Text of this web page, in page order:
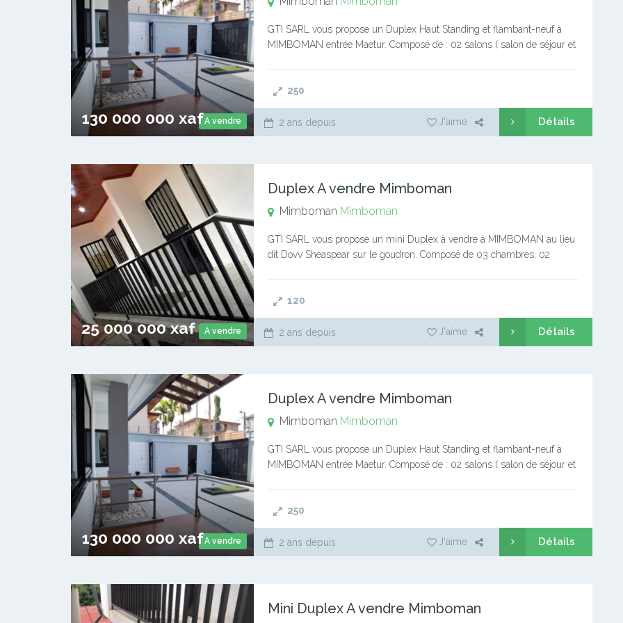
A vendre
130 000 000 xaf
GTI SARL vous propose un Duplex Haut Standing et flambant-neuf à
MIMBOMAN entrée Maetur. Composé de : 02 salons ( salon de séjour et
250
2 ans depuis J'aime Détails
A vendre
25 000 000 xaf
Duplex A vendre Mimboman
Mimboman Mimboman
GTI SARL vous propose un mini Duplex à vendre à MIMBOMAN au lieu
dit Dovv Sheaspear sur le goudron. Composé de 03 chambres, 02
120
2 ans depuis J'aime Détails
A vendre
130 000 000 xaf
Duplex A vendre Mimboman
Mimboman Mimboman
GTI SARL vous propose un Duplex Haut Standing et flambant-neuf à
MIMBOMAN entrée Maetur. Composé de : 02 salons ( salon de séjour et
250
2 ans depuis J'aime Détails
Mini Duplex A vendre Mimboman